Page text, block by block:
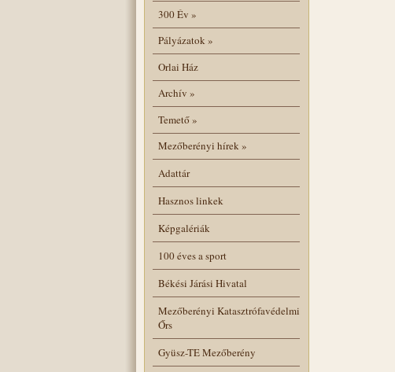
300 Év »
Pályázatok»
Orlai Ház
Archív »
Temető»
Mezőberényi hírek»
Adattár
Hasznos linkek
Képgalériák
100 éves a sport
Békési Járási Hivatal
Mezőberényi Katasztrófavédelmi
Őrs
Gyüsz-TE Mezőberény